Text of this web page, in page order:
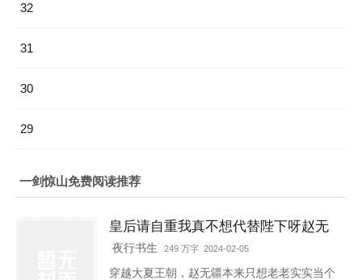
32
31
30
29
一剑惊山免费阅读推荐
皇后请自重我真不想代替陛下呀赵无
疆轩辕靖独孤明玥
夜行书生 249 万字 2024-02-05
穿越大夏王朝，赵无疆本来只想老老实实当个